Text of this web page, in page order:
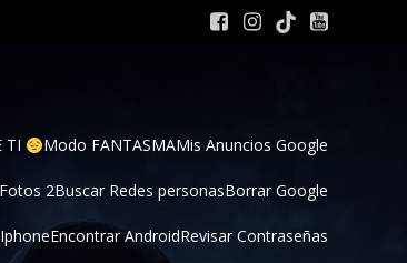
TI Modo FANTASMAMis Anuncios Google
2Buscar Redes personasBorrar Google
Encontrar AndroidRevisar Contraseñas